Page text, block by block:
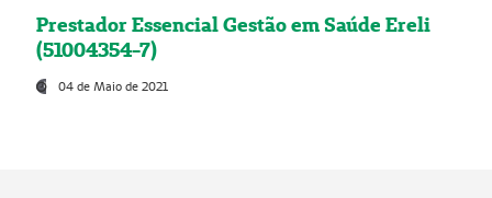
Prestador Essencial Gestão em Saúde Ereli
(51004354-7)
04 de Maio de 2021